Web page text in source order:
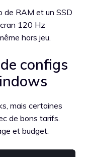
de RAM et un SSD
120 Hz
hors jeu.
configs
mais certaines
de bons tarifs.
et budget.